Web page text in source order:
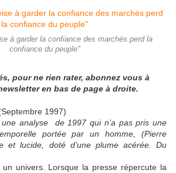
à garder la confiance des marchés perd la
confiance du peuple"
pour ne rien rater, abonnez vous à
en bas de page à droite.
1997)
une analyse de 1997 qui n’a pas pris une
portée par un homme, (Pierre
et lucide, doté d’une plume acérée. Du
univers. Lorsque la presse répercute la